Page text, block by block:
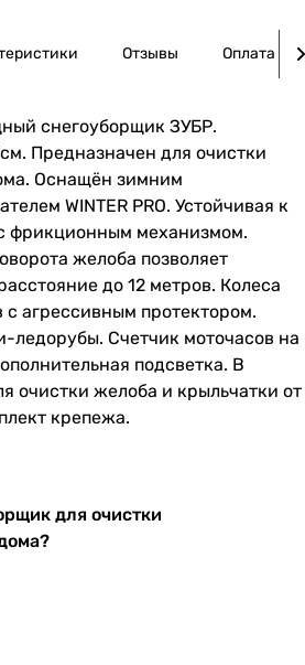
Отзывы Оплата
снегоуборщик ЗУБР.
Предназначен для очистки
Оснащён зимним
WINTER PRO. Устойчивая к
фрикционным механизмом.
желоба позволяет
до 12 метров. Колеса
агрессивным протектором.
ледорубы. Счетчик моточасов на
подсветка. В
очистки желоба и крыльчатки от
крепежа.
для очистки